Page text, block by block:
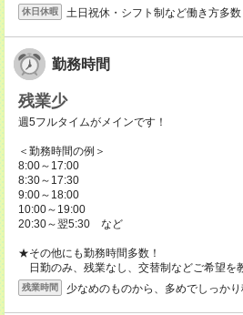
休日休暇 土日祝休・シフト制など働き方多数
勤務時間
残業少
週5フルタイムがメインです！
＜勤務時間の例＞
8:00～17:00
8:30～17:30
9:00～18:00
10:00～19:00
20:30～翌5:30 など
★その他にも勤務時間多数！
日勤のみ、残業なし、交替制などご希望を
残業時間 少なめのものから、多めでしっかり